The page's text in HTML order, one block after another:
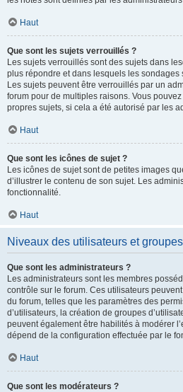
Haut
Que sont les sujets verrouillés ?
Les sujets verrouillés sont des sujets dans
plus répondre et dans lesquels les sondages
Les sujets peuvent être verrouillés par un
forum pour de multiples raisons. Vous
propres sujets, si cela a été autorisé par les
Haut
Que sont les icônes de sujet ?
Les icônes de sujet sont de petites images
d’illustrer le contenu de son sujet. Les
fonctionnalité.
Haut
Niveaux des utilisateurs et
Que sont les administrateurs ?
Les administrateurs sont les membres
contrôle sur le forum. Ces utilisateurs
du forum, telles que les paramètres des
d’utilisateurs, la création de groupes
peuvent également être habilités à modérer
dépend de la configuration effectuée par le
Haut
Que sont les modérateurs ?